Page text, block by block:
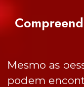
Mesmo as
podem